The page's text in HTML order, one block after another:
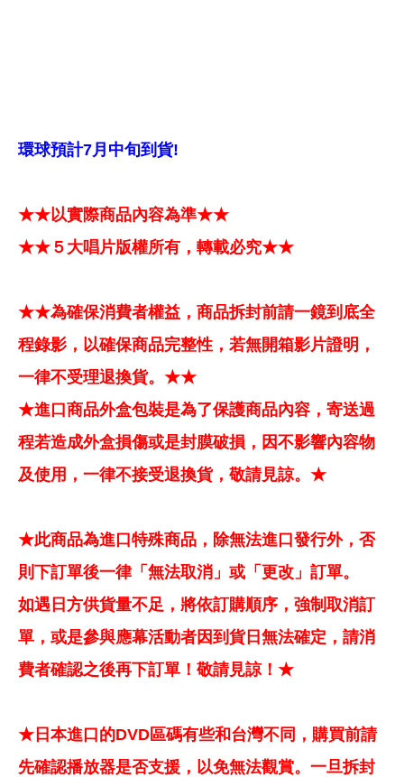
環球預計7月中旬到貨!
★★以實際商品內容為準★★
★★５大唱片版權所有，轉載必究★★
★★為確保消費者權益，商品拆封前請一鏡到底全
程錄影，以確保商品完整性，若無開箱影片證明，
一律不受理退換貨。★★
★進口商品外盒包裝是為了保護商品內容，寄送過
程若造成外盒損傷或是封膜破損，因不影響內容物
及使用，一律不接受退換貨，敬請見諒。★
★此商品為進口特殊商品，除無法進口發行外，否
則下訂單後一律「無法取消」或「更改」訂單。
如遇日方供貨量不足，將依訂購順序，強制取消訂
單，或是參與應幕活動者因到貨日無法確定，請消
費者確認之後再下訂單！敬請見諒！★
★日本進口的DVD區碼有些和台灣不同，購買前請
先確認播放器是否支援，以免無法觀賞。一旦拆封